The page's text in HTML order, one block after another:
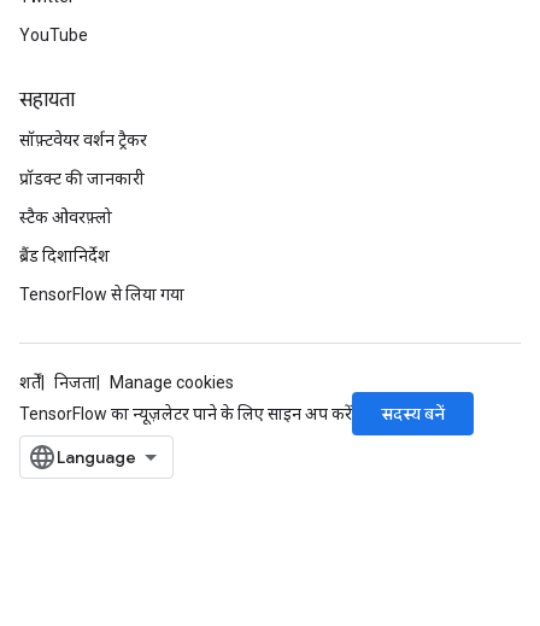
YouTube
सहायता
सॉफ़्टवेयर वर्शन ट्रैकर
प्रॉडक्ट की जानकारी
स्टैक ओवरफ़्लो
ब्रैंड दिशानिर्देश
TensorFlow से लिया गया
शर्तें निजता
Manage cookies
TensorFlow का न्यूज़लेटर पाने के लिए साइन अप करें
सदस्य बनें